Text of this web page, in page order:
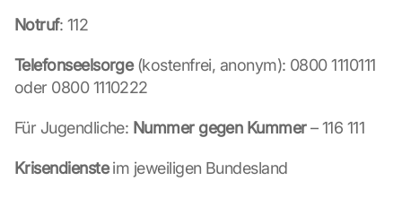
Notruf: 112
Telefonseelsorge (kostenfrei, anonym): 0800 1110111
oder 0800 1110222
Für Jugendliche: Nummer gegen Kummer – 116 111
Krisendienste im jeweiligen Bundesland
o